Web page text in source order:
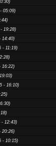
05:09)
19:28)
14:40)
- 11:19)
16:22)
- 16:10)
- 12:43)
20:26)
- 10:15)